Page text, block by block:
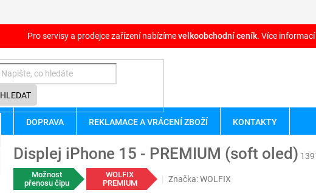
Pro servisy a prodejce zařízení nabízímevelkoobchodní ceník. Více
HLEDAT
DOPRAVA REKLAMACE A VRÁCENÍ ZBOŽÍ KONTAKTY
Displej iPhone 15 - PREMIUM (soft oled)
Možnost
přenosu čipu
WOLFIX
PREMIUM
Značka:WOLFIX